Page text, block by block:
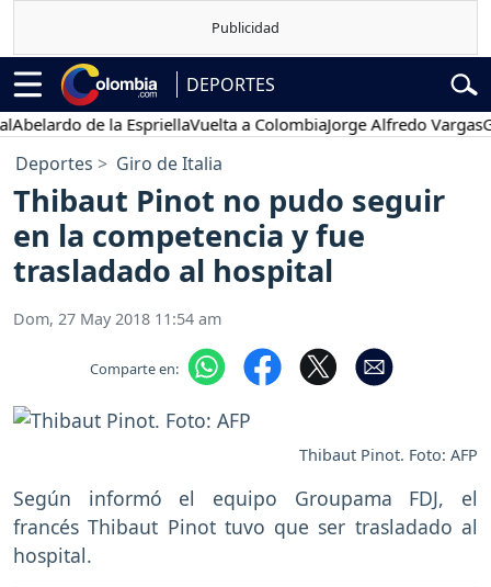
DEPORTES
de la EspriellaVuelta a ColombiaJorge Alfredo Vargas
Deportes Giro de Italia
Thibaut Pinot no pudo seguir
en la competencia y fue
trasladado al hospital
Dom, 27 May 2018 11:54 am
Comparte en:
Thibaut Pinot. Foto: AFP
Según informó el equipo Groupama FDJ, el
francés Thibaut Pinot tuvo que ser trasladado al
hospital.